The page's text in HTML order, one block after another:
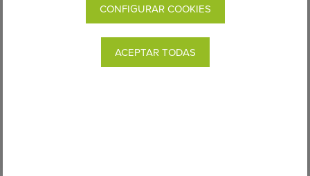
Desde 14,95€CONFIGURAR COOKIES
ACEPTAR TODAS